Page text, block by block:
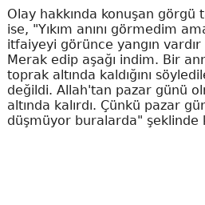
Olay hakkında konuşan görgü
ise, "Yıkım anını görmedim
itfaiyeyi görünce yangın
Merak edip aşağı indim. Bir
toprak altında kaldığını
değildi. Allah'tan pazar günü
altında kalırdı. Çünkü pazar
düşmüyor buralarda" şeklinde